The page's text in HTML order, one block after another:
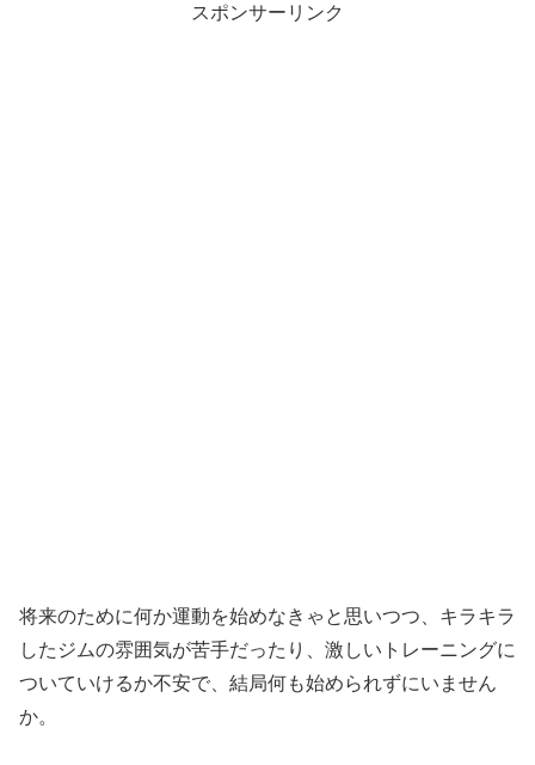
スポンサーリンク
将来のために何か運動を始めなきゃと思いつつ、キラキラ
したジムの雰囲気が苦手だったり、激しいトレーニングに
ついていけるか不安で、結局何も始められずにいません
か。